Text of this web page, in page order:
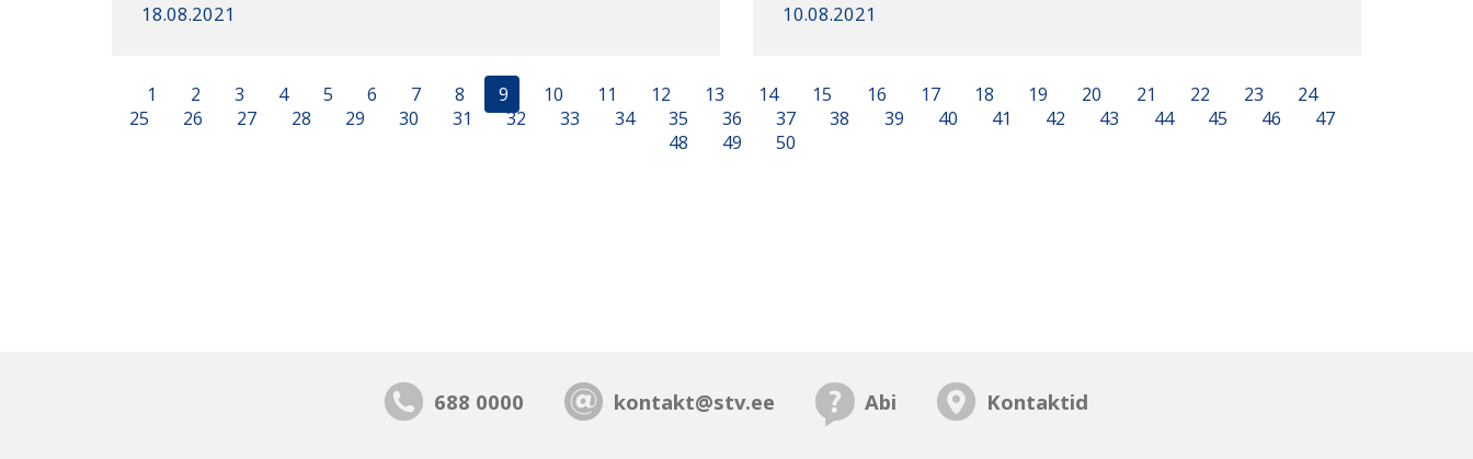
18.08.2021 10.08.2021
1 2 3 4 5 6 7 8 9 10 11 12 13 14 15 16 17 18 19 20 21 22 23
24
25
26 27 28 29 30 31 32 33 34 35 36 37 38 39 40 41 42 43 44 45 46
47
48
49 50
688 0000 kontakt@stv.ee Abi Kontaktid